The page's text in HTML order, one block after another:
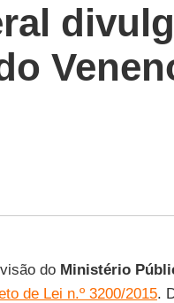
do Ministério
de Lei n.º 3200/2015.